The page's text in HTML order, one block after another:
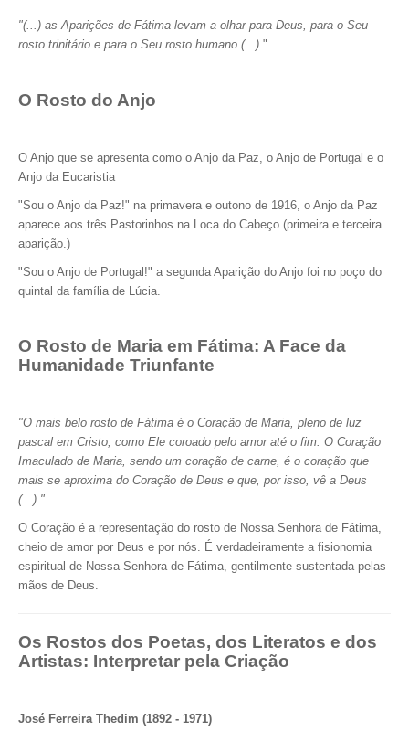
"(...) as Aparições de Fátima levam a olhar para Deus, para o Seu
rosto trinitário e para o Seu rosto humano (...)."
O Rosto do Anjo
O Anjo que se apresenta como o Anjo da Paz, o Anjo de Portugal e o
Anjo da Eucaristia
"Sou o Anjo da Paz!" na primavera e outono de 1916, o Anjo da Paz
aparece aos três Pastorinhos na Loca do Cabeço (primeira e terceira
aparição.)
"Sou o Anjo de Portugal!" a segunda Aparição do Anjo foi no poço do
quintal da família de Lúcia.
O Rosto de Maria em Fátima: A Face da
Humanidade Triunfante
"O mais belo rosto de Fátima é o Coração de Maria, pleno de luz
pascal em Cristo, como Ele coroado pelo amor até o fim. O Coração
Imaculado de Maria, sendo um coração de carne, é o coração que
mais se aproxima do Coração de Deus e que, por isso, vê a Deus
(...)."
O Coração é a representação do rosto de Nossa Senhora de Fátima,
cheio de amor por Deus e por nós. É verdadeiramente a fisionomia
espiritual de Nossa Senhora de Fátima, gentilmente sustentada pelas
mãos de Deus.
Os Rostos dos Poetas, dos Literatos e dos
Artistas: Interpretar pela Criação
José Ferreira Thedim (1892 - 1971)